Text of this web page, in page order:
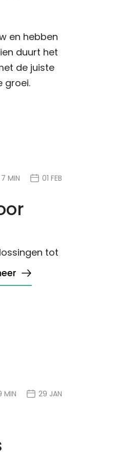
en hebben
duurt het
de juiste
groei.
7 MIN 01 FEB
tot
MIN 29 JAN